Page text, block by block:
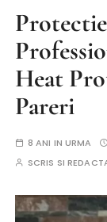
Heat
Pareri
8 ANI IN URMA
SCRIS SI